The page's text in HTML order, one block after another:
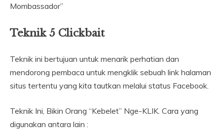
Mombassador”
Teknik 5 Clickbait
Teknik ini bertujuan untuk menarik perhatian dan
mendorong pembaca untuk mengklik sebuah link halaman
situs tertentu yang kita tautkan melalui status Facebook.
Teknik Ini, Bikin Orang “Kebelet” Nge-KLIK. Cara yang
digunakan antara lain :